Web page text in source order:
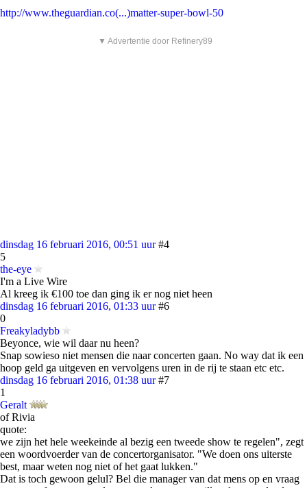
http://www.theguardian.co(...)matter-super-bowl-50
▼ Advertentie door Refinery89
dinsdag 16 februari 2016, 00:51 uur #4
5
the-eye
I'm a Live Wire
Al kreeg ik €100 toe dan ging ik er nog niet heen
dinsdag 16 februari 2016, 01:33 uur #6
0
Freakyladybb
Beyonce, wie wil daar nu heen?
Snap sowieso niet mensen die naar concerten gaan. No way dat ik een
hoop geld ga uitgeven en vervolgens uren in de rij te staan etc etc.
dinsdag 16 februari 2016, 01:38 uur #7
1
Geralt
of Rivia
quote:
we zijn het hele weekeinde al bezig een tweede show te regelen", zegt
een woordvoerder van de concertorganisator. "We doen ons uiterste
best, maar weten nog niet of het gaat lukken."
Dat is toch gewoon gelul? Bel die manager van dat mens op en vraag